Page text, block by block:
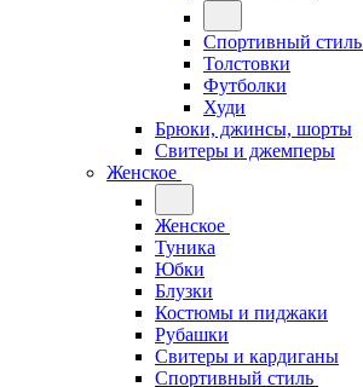
Спортивный стиль
Толстовки
Футболки
Худи
Брюки, джинсы, шорты
Свитеры и джемперы
Женское
Женское
Туника
Юбки
Блузки
Костюмы и пиджаки
Рубашки
Свитеры и кардиганы
Спортивный стиль